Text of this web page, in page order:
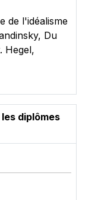
de l'idéalisme
Du
Hegel,
diplômes